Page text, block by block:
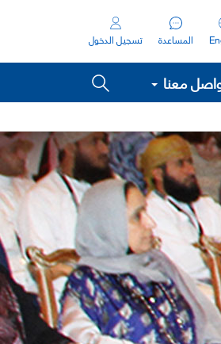
المساعدة تسجيل الدخول
معنا